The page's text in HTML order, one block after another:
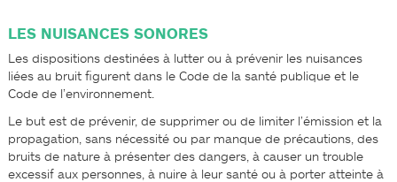
LES NUISANCES SONORES
Les dispositions destinées à lutter ou à prévenir les nuisances
liées au bruit figurent dans le Code de la santé publique et le
Code de l’environnement.
Le but est de prévenir, de supprimer ou de limiter l’émission et la
propagation, sans nécessité ou par manque de précautions, des
bruits de nature à présenter des dangers, à causer un trouble
excessif aux personnes, à nuire à leur santé ou à porter atteinte à